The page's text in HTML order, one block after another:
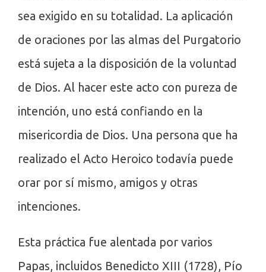
sea exigido en su totalidad. La aplicación
de oraciones por las almas del Purgatorio
está sujeta a la disposición de la voluntad
de Dios. Al hacer este acto con pureza de
intención, uno está confiando en la
misericordia de Dios. Una persona que ha
realizado el Acto Heroico todavía puede
orar por sí mismo, amigos y otras
intenciones.
Esta práctica fue alentada por varios
Papas, incluidos Benedicto XIII (1728), Pío